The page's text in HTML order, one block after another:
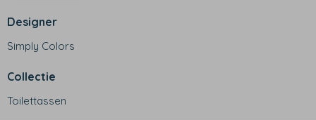
- Twee kleine vakjes aan de binnenkant met rits en
klittenband
- Niet geschikt voor de wasmachine
Designer
Simply Colors
Collectie
Toilettassen